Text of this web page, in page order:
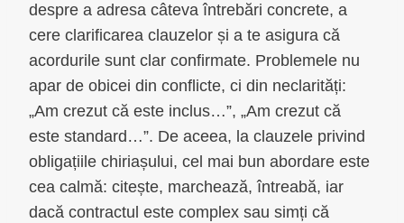
despre a adresa câteva întrebări concrete, a
cere clarificarea clauzelor și a te asigura că
acordurile sunt clar confirmate. Problemele nu
apar de obicei din conflicte, ci din neclarități:
„Am crezut că este inclus…”, „Am crezut că
este standard…”. De aceea, la clauzele privind
obligațiile chiriașului, cel mai bun abordare este
cea calmă: citește, marchează, întreabă, iar
dacă contractul este complex sau simți că